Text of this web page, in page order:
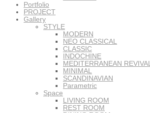
Portfolio
PROJECT
Gallery
STYLE
MODERN
NEO CLASSICAL
CLASSIC
INDOCHINE
MEDITERRANEAN REVIVAL
MINIMAL
SCANDINAVIAN
Parametric
Space
LIVING ROOM
REST ROOM